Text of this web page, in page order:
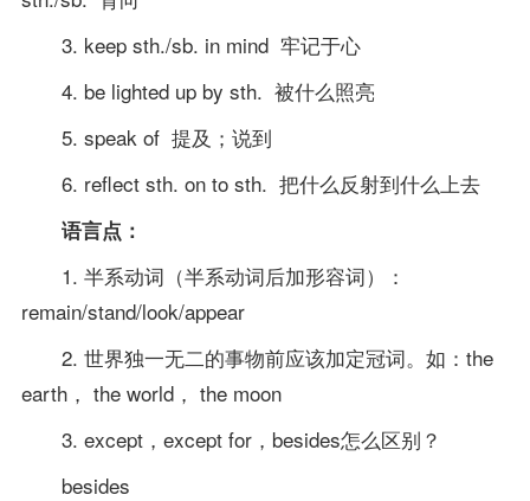
3. keep sth./sb. in mind 牢记于心
4. be lighted up by sth. 被什么照亮
5. speak of 提及；说到
6. reflect sth. on to sth. 把什么反射到什么上去
语言点：
1. 半系动词（半系动词后加形容词）：
remain/stand/look/appear
2. 世界独一无二的事物前应该加定冠词。如：the
earth， the world， the moon
3. except，except for，besides怎么区别？
besides